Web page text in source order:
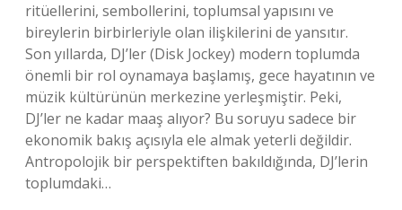
ritüellerini, sembollerini, toplumsal yapısını ve
bireylerin birbirleriyle olan ilişkilerini de yansıtır.
Son yıllarda, DJ’ler (Disk Jockey) modern toplumda
önemli bir rol oynamaya başlamış, gece hayatının ve
müzik kültürünün merkezine yerleşmiştir. Peki,
DJ’ler ne kadar maaş alıyor? Bu soruyu sadece bir
ekonomik bakış açısıyla ele almak yeterli değildir.
Antropolojik bir perspektiften bakıldığında, DJ’lerin
toplumdaki…